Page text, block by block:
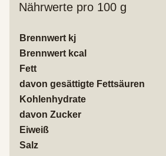
Nährwerte pro 100 g
Brennwert kj
Brennwert kcal
Fett
davon gesättigte Fettsäuren
Kohlenhydrate
davon Zucker
Eiweiß
Salz